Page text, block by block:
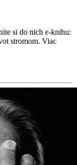
si do nich e-knihu:
stromom. Viac